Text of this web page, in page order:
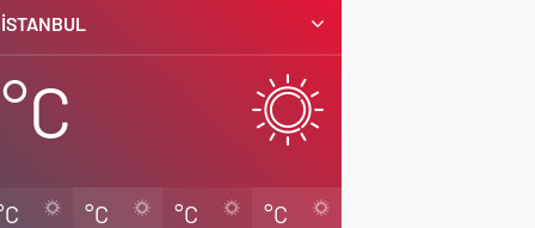
DOLAR
EURO
İSTANBUL
°C
°C °C °C